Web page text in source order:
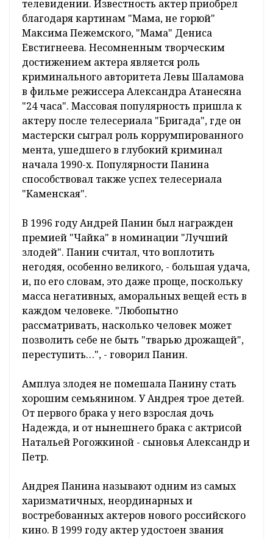
телевидении. Известность актер приобрел
благодаря картинам "Мама, не горюй"
Максима Пежемского, "Мама" Дениса
Евстигнеева. Несомненным творческим
достижением актера является роль
криминального авторитета Левы Шаламова
в фильме режиссера Александра Атанесяна
"24 часа". Массовая популярность пришла к
актеру после телесериала "Бригада", где он
мастерски сыграл роль коррумпированного
мента, ушедшего в глубокий криминал
начала 1990-х. Популярности Панина
способствовал также успех телесериала
"Каменская".
В 1996 году Андрей Панин был награжден
премией "Чайка" в номинации "Лучший
злодей". Панин считал, что воплотить
негодяя, особенно великого, - большая удача,
и, по его словам, это даже проще, поскольку
масса негативных, аморальных вещей есть в
каждом человеке. "Любопытно
рассматривать, насколько человек может
позволить себе не быть "тварью дрожащей",
переступить…", - говорил Панин.
Амплуа злодея не помешала Панину стать
хорошим семьянином. У Андрея трое детей.
От первого брака у него взрослая дочь
Надежда, и от нынешнего брака с актрисой
Натальей Рогожкиной - сыновья Александр и
Петр.
Андрея Панина называют одним из самых
харизматичных, неординарных и
востребованных актеров нового российского
кино. В 1999 году актер удостоен звания